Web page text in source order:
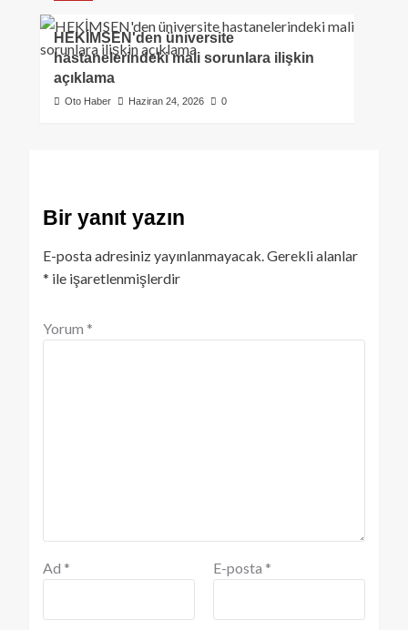
HEKİMSEN'den üniversite
hastanelerindeki mali sorunlara ilişkin
açıklama
Oto Haber Haziran 24, 2026 0
Bir yanıt yazın
E-posta adresiniz yayınlanmayacak.Gerekli alanlar
* ile işaretlenmişlerdir
Yorum *
Ad * E-posta *